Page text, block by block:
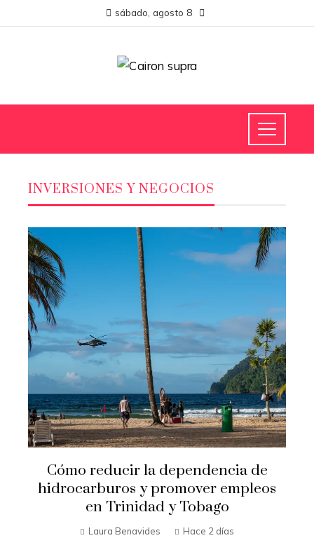
sábado, agosto 8
INVERSIONES Y NEGOCIOS
Cómo reducir la dependencia de
hidrocarburos y promover empleos
en Trinidad y Tobago
Laura Benavides Hace 2 días